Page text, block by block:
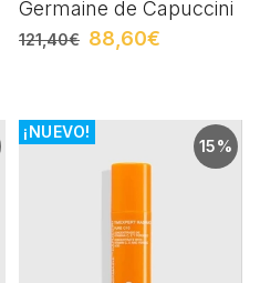
Germaine de Capuccini
121,40€ 88,60€
15%
¡NUEVO!